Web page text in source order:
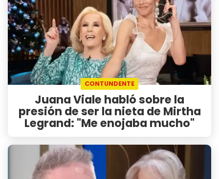
CONTUNDENTE
Juana Viale habló sobre la
presión de ser la nieta de Mirtha
Legrand: "Me enojaba mucho"